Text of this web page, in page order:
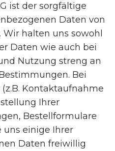
ist der sorgfältige
Daten von
halten uns sowohl
Daten wie auch bei
Nutzung streng an
Bei
Kontaktaufnahme
Ihrer
Bestellformulare
uns einige Ihrer
Daten freiwillig